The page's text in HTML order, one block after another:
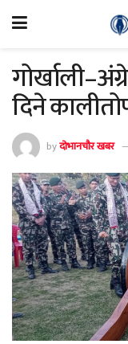
दिने
byदोभानचौर खबर